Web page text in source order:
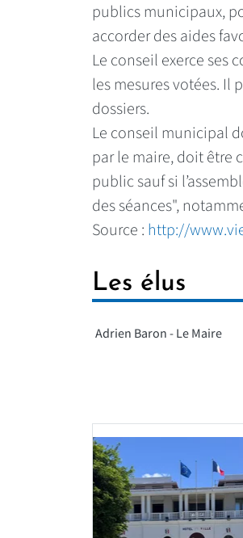
publics municipaux,
accorder des aides
Le conseil exerce ses
les mesures votées. Il
dossiers.
Le conseil municipal
par le maire, doit être
public sauf si
des séances",
Source : http://
Les élus
Adrien Baron - Le Maire